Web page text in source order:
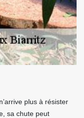
plus à résister
sa chute peut